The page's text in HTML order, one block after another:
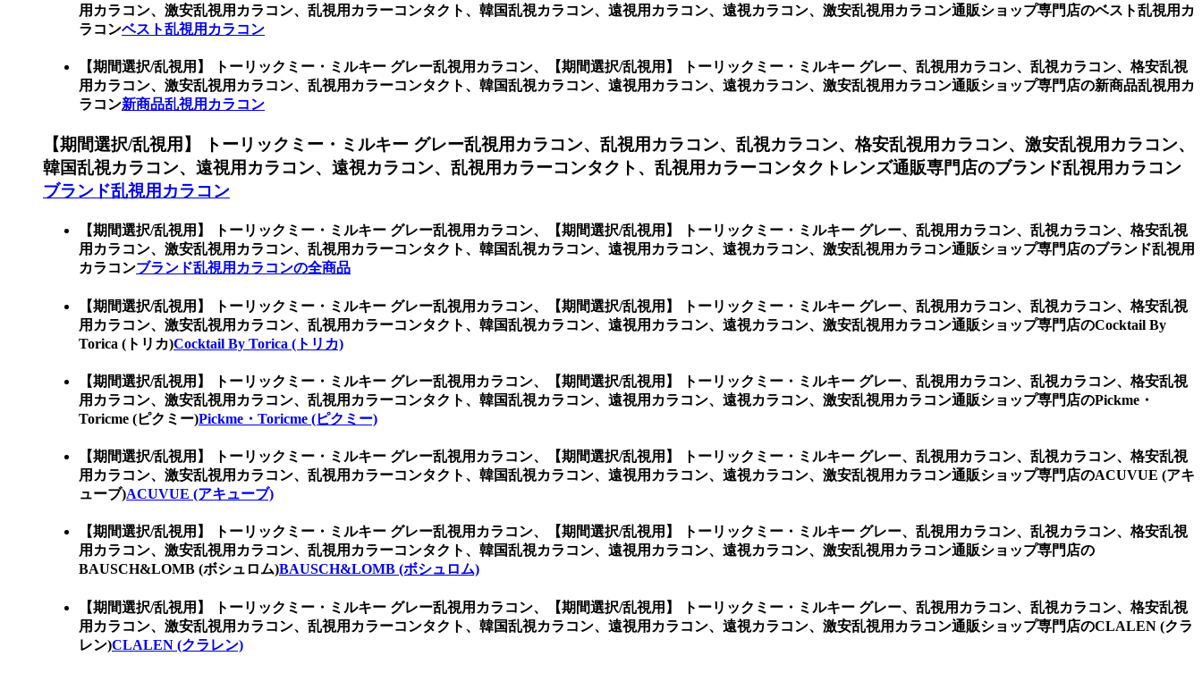
用カラコン、激安乱視用カラコン、乱視用カラーコンタクト、韓国乱視カラコン、遠視用カラコン、遠視カラコン、激安乱視用カラコン通販ショップ専門店のベスト乱視用カ
ラコンベスト乱視用カラコン
【期間選択/乱視用】 トーリックミー・ミルキー グレー乱視用カラコン、
【期間選択/乱視用】 トーリックミー・ミルキー グレー、乱視用カラコン、乱視カラコン、格安乱視
用カラコン、激安乱視用カラコン、乱視用カラーコンタクト、韓国乱視カラコン、遠視用カラコン、遠視カラコン、激安乱視用カラコン通販ショップ専門店の新商品乱視用カ
ラコン新商品乱視用カラコン
【期間選択/乱視用】 トーリックミー・ミルキー グレー乱視用カラコン、 乱視用カラコン、乱視カラコン、格安乱視用カラコン、激安乱視用カラコン、
韓国乱視カラコン、遠視用カラコン、遠視カラコン、乱視用カラーコンタクト、乱視用カラーコンタクトレンズ通販専門店のブランド乱視用カラコン
ブランド乱視用カラコン
【期間選択/乱視用】 トーリックミー・ミルキー グレー乱視用カラコン、
【期間選択/乱視用】 トーリックミー・ミルキー グレー、乱視用カラコン、乱視カラコン、格安乱視
用カラコン、激安乱視用カラコン、乱視用カラーコンタクト、韓国乱視カラコン、遠視用カラコン、遠視カラコン、激安乱視用カラコン通販ショップ専門店のブランド乱視用
カラコンブランド乱視用カラコンの全商品
【期間選択/乱視用】 トーリックミー・ミルキー グレー乱視用カラコン、
【期間選択/乱視用】 トーリックミー・ミルキー グレー、乱視用カラコン、乱視カラコン、格安乱視
用カラコン、激安乱視用カラコン、乱視用カラーコンタクト、韓国乱視カラコン、遠視用カラコン、遠視カラコン、激安乱視用カラコン通販ショップ専門店のCocktail By
Torica (トリカ)Cocktail By Torica (トリカ)
【期間選択/乱視用】 トーリックミー・ミルキー グレー乱視用カラコン、
【期間選択/乱視用】 トーリックミー・ミルキー グレー、乱視用カラコン、乱視カラコン、格安乱視
用カラコン、激安乱視用カラコン、乱視用カラーコンタクト、韓国乱視カラコン、遠視用カラコン、遠視カラコン、激安乱視用カラコン通販ショップ専門店のPickme・
Toricme (ピクミー)Pickme・Toricme (ピクミー)
【期間選択/乱視用】 トーリックミー・ミルキー グレー乱視用カラコン、
【期間選択/乱視用】 トーリックミー・ミルキー グレー、乱視用カラコン、乱視カラコン、格安乱視
用カラコン、激安乱視用カラコン、乱視用カラーコンタクト、韓国乱視カラコン、遠視用カラコン、遠視カラコン、激安乱視用カラコン通販ショップ専門店のACUVUE (アキ
ューブ)ACUVUE (アキューブ)
【期間選択/乱視用】 トーリックミー・ミルキー グレー乱視用カラコン、
【期間選択/乱視用】 トーリックミー・ミルキー グレー、乱視用カラコン、乱視カラコン、格安乱視
用カラコン、激安乱視用カラコン、乱視用カラーコンタクト、韓国乱視カラコン、遠視用カラコン、遠視カラコン、激安乱視用カラコン通販ショップ専門店の
BAUSCH&LOMB (ボシュロム)BAUSCH&LOMB (ボシュロム)
【期間選択/乱視用】 トーリックミー・ミルキー グレー乱視用カラコン、
【期間選択/乱視用】 トーリックミー・ミルキー グレー、乱視用カラコン、乱視カラコン、格安乱視
用カラコン、激安乱視用カラコン、乱視用カラーコンタクト、韓国乱視カラコン、遠視用カラコン、遠視カラコン、激安乱視用カラコン通販ショップ専門店のCLALEN (クラ
レン)CLALEN (クラレン)